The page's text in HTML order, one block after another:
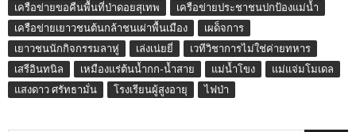
เครือข่ายขอคืนพื้นที่ป่าดอยสุเทพ
เครือข่ายประชาชนปกป้องแม่น้ำ
เครือข่ายเยาวชนต้นกล้าชนเผ่าพื้นเมือง
เผด็จการ
เยาวชนนักกิจกรรมลาหู่
เล่งเน่ยยี่
เวทีวิชาการไม่ใช่ค่ายทหาร
เสรีอินทนิล
เหมืองแร่ต้นน้ำกก-น้ำสาย แม่น้ำโขง
แม่แจ่มโมเดล
แสงดาว ศรัทธามั่น
โรงเรียนผู้สูงอายุ ไฟป่า